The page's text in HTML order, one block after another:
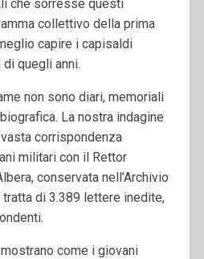
che sorresse questi
collettivo della prima
capire i capisaldi
quegli anni.
non sono diari, memoriali
La nostra indagine
corrispondenza
militari con il Rettor
conservata nell’Archivio
di 3.389 lettere inedite,
come i giovani